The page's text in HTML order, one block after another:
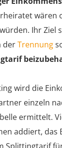
wären
Ihr Ziel
derTrennung
wird die
einzeln
ermittelt.
addiert, das